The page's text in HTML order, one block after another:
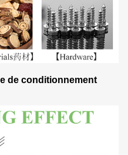
de conditionnement